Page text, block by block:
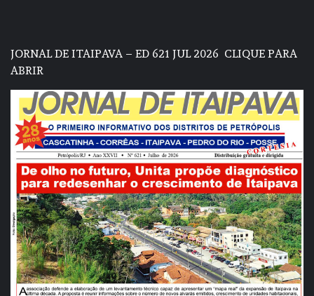
JORNAL DE ITAIPAVA – ED 621 JUL 2026 CLIQUE PARA
ABRIR